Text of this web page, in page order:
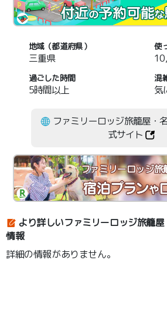
地域（都道府県）
三重県
使
過ごした時間
5時間以上
混
気
ファミリーロッジ旅籠屋・
式サイト
ファミリーロッジ旅
より詳しいファミリーロッジ旅籠
情報
詳細の情報がありません。